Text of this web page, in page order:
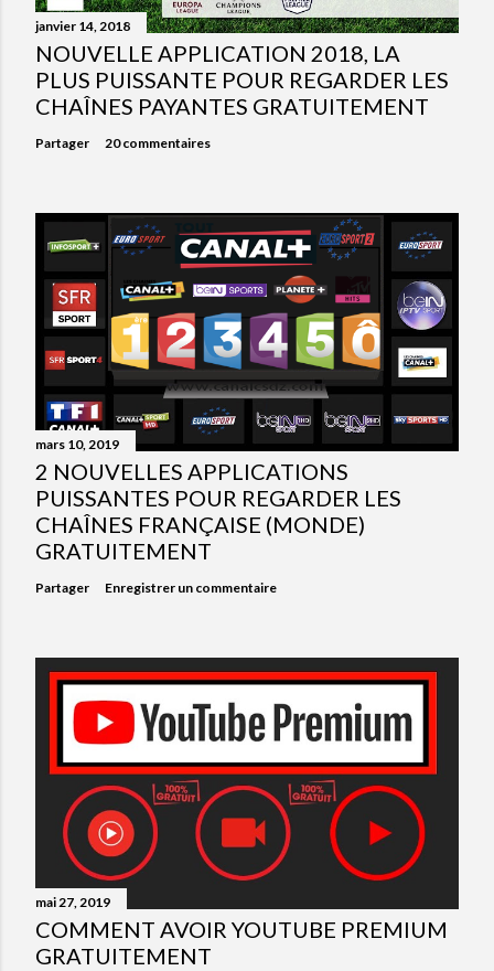
janvier 14, 2018
NOUVELLE APPLICATION 2018, LA
PLUS PUISSANTE POUR REGARDER LES
CHAÎNES PAYANTES GRATUITEMENT
Partager 20 commentaires
mars 10, 2019
2 NOUVELLES APPLICATIONS
PUISSANTES POUR REGARDER LES
CHAÎNES FRANÇAISE (MONDE)
GRATUITEMENT
Partager Enregistrer un commentaire
mai 27, 2019
COMMENT AVOIR YOUTUBE PREMIUM
GRATUITEMENT